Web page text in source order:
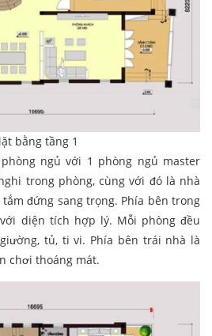
bằng tầng 1
ngủ với 1 phòng ngủ master
trong phòng, cùng với đó là nhà
đứng sang trọng. Phía bên trong
diện tích hợp lý. Mỗi phòng đều
tủ, ti vi. Phía bên trái nhà là
chơi thoáng mát.